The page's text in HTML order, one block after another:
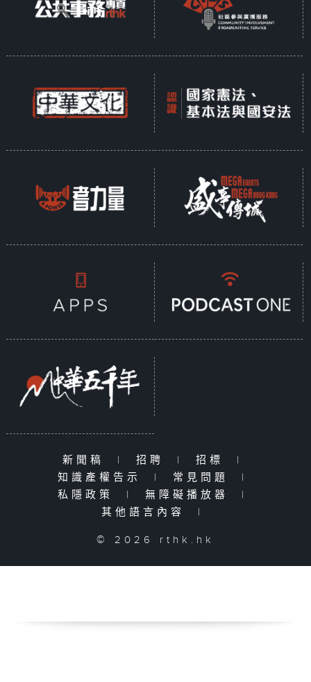
新聞稿 | 招聘 | 招標
|
知識產權告示
| 常見問題
|
私隱政策
| 無障礙播放器
|
其他語言內容
|
© 2026 rthk.hk